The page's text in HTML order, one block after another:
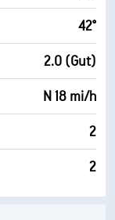
42°
2.0 (Gut)
N 18 mi/h
2
2